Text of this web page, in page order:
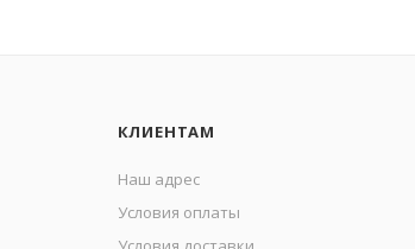
КЛИЕНТАМ
Наш адрес
Условия оплаты